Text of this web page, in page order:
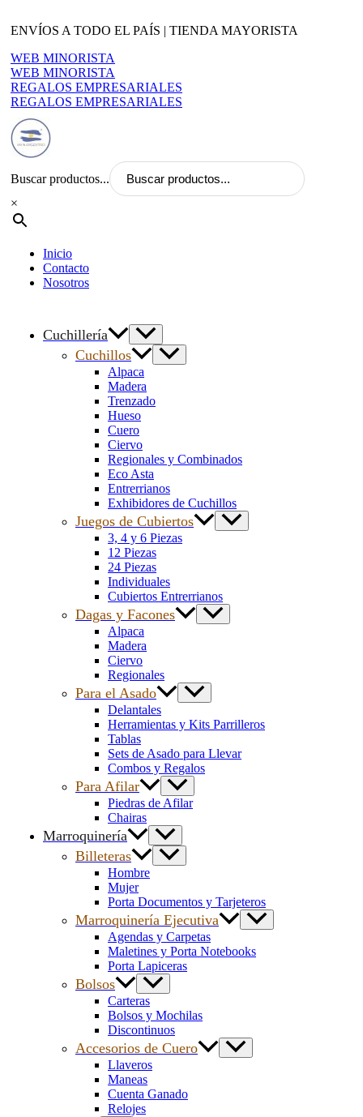
al
ENVÍOS A TODO EL PAÍS | TIENDA MAYORISTA
WEB MINORISTA
WEB MINORISTA
REGALOS EMPRESARIALES
REGALOS EMPRESARIALES
Buscar productos...
×
Inicio
Contacto
Nosotros
Cuchillería
Cuchillos
Alpaca
Madera
Trenzado
Hueso
Cuero
Ciervo
Regionales y Combinados
Eco Asta
Entrerrianos
Exhibidores de Cuchillos
Juegos de Cubiertos
3, 4 y 6 Piezas
12 Piezas
24 Piezas
Individuales
Cubiertos Entrerrianos
Dagas y Facones
Alpaca
Madera
Ciervo
Regionales
Para el Asado
Delantales
Herramientas y Kits Parrilleros
Tablas
Sets de Asado para Llevar
Combos y Regalos
Para Afilar
Piedras de Afilar
Chairas
Marroquinería
Billeteras
Hombre
Mujer
Porta Documentos y Tarjeteros
Marroquinería Ejecutiva
Agendas y Carpetas
Maletines y Porta Notebooks
Porta Lapiceras
Bolsos
Carteras
Bolsos y Mochilas
Discontinuos
Accesorios de Cuero
Llaveros
Maneas
Cuenta Ganado
Relojes